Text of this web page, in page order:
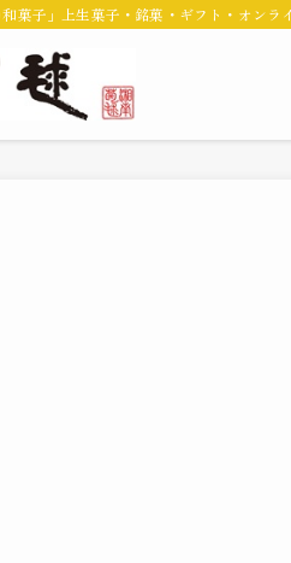
菓子」上生菓子・銘菓・ギフト・オンラ